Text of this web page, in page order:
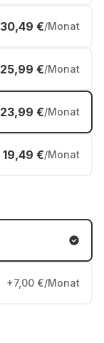
30,49 €/Monat
25,99 €/Monat
23,99 €/Monat
19,49 €/Monat
+7,00 €/Monat